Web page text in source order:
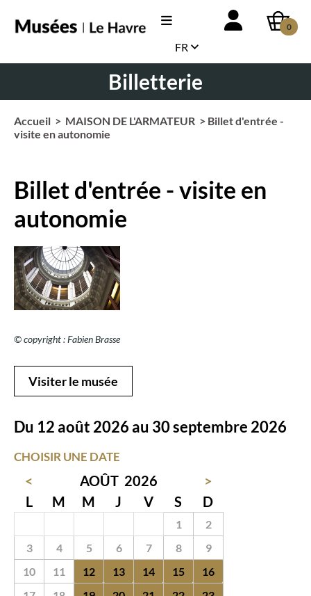
0
FR
Billetterie
Accueil > MAISON DE L'ARMATEUR > Billet d'entrée -
visite en autonomie
Billet d'entrée - visite en
autonomie
© copyright : Fabien Brasse
Visiter le musée
Du 12 août 2026 au 30 septembre 2026
CHOISIR UNE DATE
< AOÛT 2026
>
L
M M J V S D
1
2
3
4 5 6 7 8
9
10
11 12 13 14 15
16